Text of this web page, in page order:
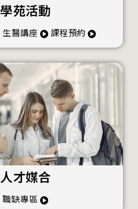
學苑活動
生醫講座 課程預約
人才媒合
職缺專區